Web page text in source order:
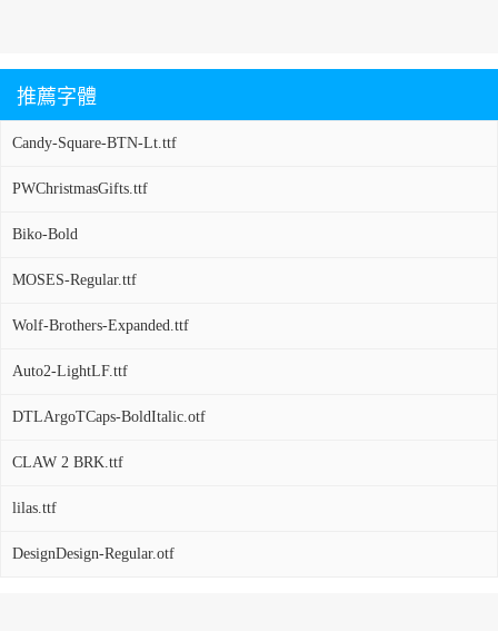
推薦字體
Candy-Square-BTN-Lt.ttf
PWChristmasGifts.ttf
Biko-Bold
MOSES-Regular.ttf
Wolf-Brothers-Expanded.ttf
Auto2-LightLF.ttf
DTLArgoTCaps-BoldItalic.otf
CLAW 2 BRK.ttf
lilas.ttf
DesignDesign-Regular.otf